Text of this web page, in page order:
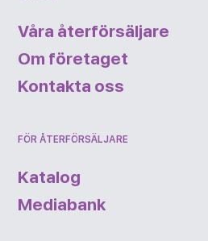
Våra återförsäljare
Om företaget
Kontakta oss
FÖR ÅTERFÖRSÄLJARE
Katalog
Mediabank